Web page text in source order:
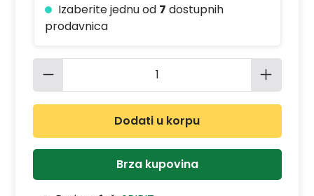
Izaberite jednu od 7 dostupnih
prodavnica
Količina proizvoda: Unesite
Dodati u korpu
Brza kupovina